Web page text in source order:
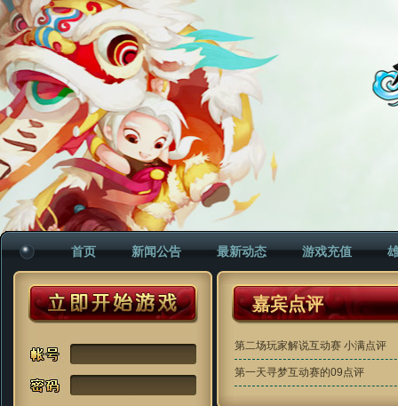
首页 新闻公告 最新动态 游戏充值
嘉宾点评
第二场玩家解说互动赛 小满点评
第一天寻梦互动赛的09点评